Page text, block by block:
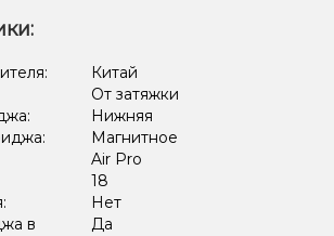
Китай
От затяжки
Нижняя
Магнитное
Air Pro
18
Нет
в
Да